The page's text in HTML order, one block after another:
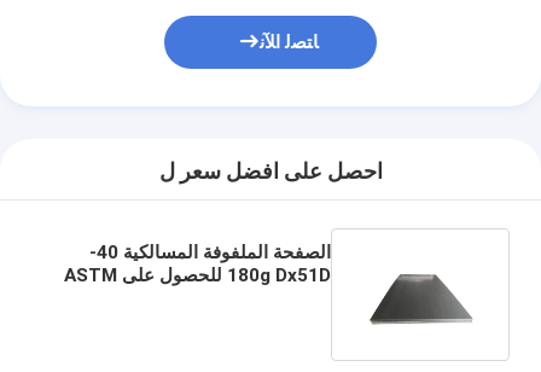
ﺎﺘﺼﻟ ﺍﻶﻧ
احصل على افضل سعر ل
الصفحة الملفوفة المسالكية 40-
180g Dx51D للحصول على ASTM